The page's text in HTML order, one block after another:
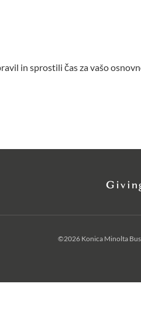
in sprostili čas za vašo
©2026 Konica Minolta